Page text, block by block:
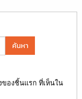
ค้นหา
ของชิ้นแรก ที่เห็นใน